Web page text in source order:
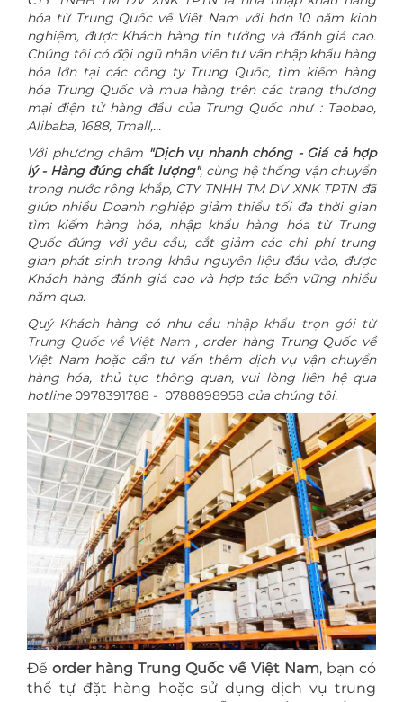
hóa từ Trung Quốc về Việt Nam với hơn 10 năm kinh
nghiệm, được Khách hàng tin tưởng và đánh giá cao.
Chúng tôi có đội ngũ nhân viên tư vấn nhập khẩu hàng
hóa lớn tại các công ty Trung Quốc, tìm kiếm hàng
hóa Trung Quốc và mua hàng trên các trang thương
mại điện tử hàng đầu của Trung Quốc như : Taobao,
Alibaba, 1688, Tmall,...
Với phương châm "Dịch vụ nhanh chóng - Giá cả hợp
lý - Hàng đúng chất lượng", cùng hệ thống vận chuyển
trong nước rộng khắp, CTY TNHH TM DV XNK TPTN đã
giúp nhiều Doanh nghiệp giảm thiểu tối đa thời gian
tìm kiếm hàng hóa, nhập khẩu hàng hóa từ Trung
Quốc đúng với yêu cầu, cắt giảm các chi phí trung
gian phát sinh trong khâu nguyên liệu đầu vào, được
Khách hàng đánh giá cao và hợp tác bền vững nhiều
năm qua.
Quý Khách hàng có nhu cầu nhập khẩu trọn gói từ
Trung Quốc về Việt Nam, order hàng Trung Quốc về
Việt Nam hoặc cần tư vấn thêm dịch vụ vận chuyển
hàng hóa, thủ tục thông quan, vui lòng liên hệ qua
hotline0978391788 - 0788898958 của chúng tôi.
Đểorder hàng Trung Quốc về Việt Nam, bạn có
thể tự đặt hàng hoặc sử dụng dịch vụ trung